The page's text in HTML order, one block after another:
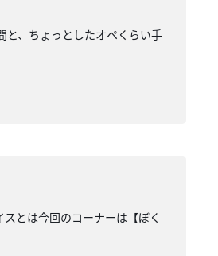
と、ちょっとしたオペくらい手
とは今回のコーナーは【ぼく